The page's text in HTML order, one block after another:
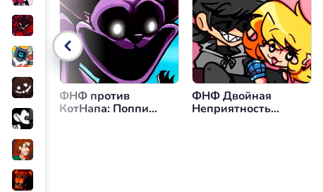
Начать петь или Запуск
Управление громкостью
ФНФ против
КотНапа: Поппи
ФНФ Двойная
Неприятность